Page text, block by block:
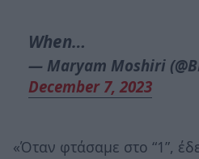
When…
— Maryam Moshiri
December 7, 2023
«Όταν φτάσαμε στο “1”,